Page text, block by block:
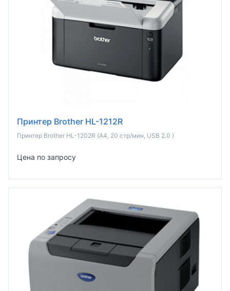
Принтер Brother HL-1212R
Принтер Brother HL-1202R (A4, 20 стр/мин, USB 2.0 )
Цена по запросу